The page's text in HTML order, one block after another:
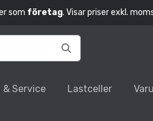
som företag. Visar priser exkl.
& Service Lastceller